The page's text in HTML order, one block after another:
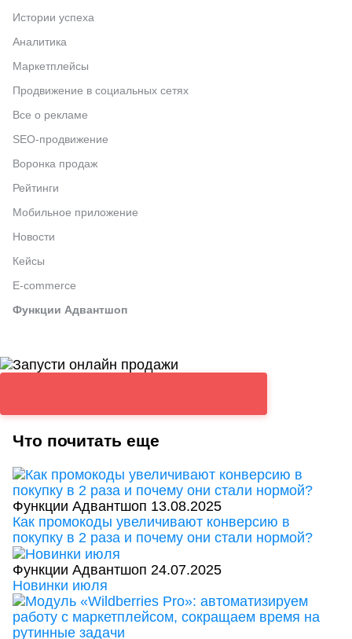
Истории успеха
Аналитика
Маркетплейсы
Продвижение в социальных сетях
Все о рекламе
SEO-продвижение
Воронка продаж
Рейтинги
Мобильное приложение
Новости
Кейсы
E-commerce
Функции Адвантшоп
Что почитать еще
Функции Адвантшоп 13.08.2025
Как промокоды увеличивают конверсию в
покупку в 2 раза и почему они стали нормой?
Функции Адвантшоп 24.07.2025
Новинки июля